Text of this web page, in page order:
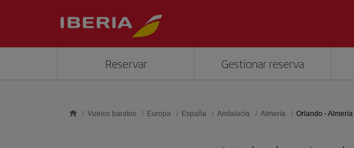
Reservar Gestionar reserva
Vuelos baratos Europa España Andalucía Almería Orlando - Almería